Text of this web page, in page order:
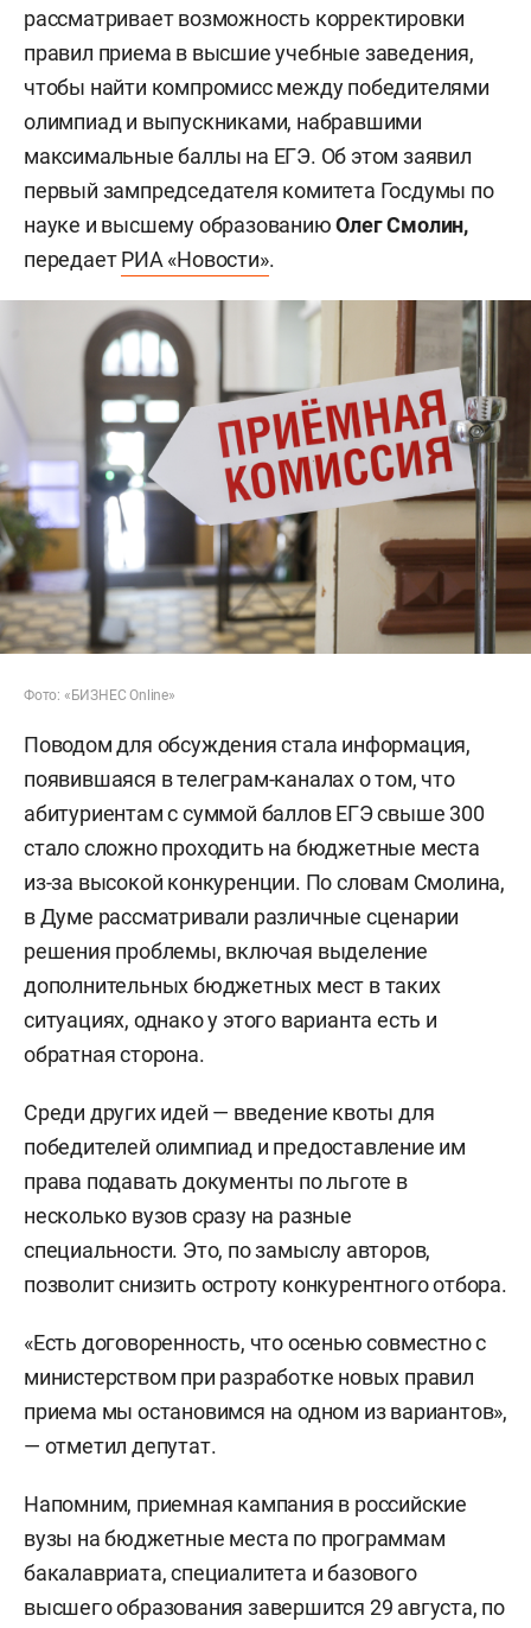
рассматривает возможность корректировки
правил приема в высшие учебные заведения,
чтобы найти компромисс между победителями
олимпиад и выпускниками, набравшими
максимальные баллы на ЕГЭ. Об этом заявил
первый зампредседателя комитета Госдумы по
науке и высшему образованиюОлег Смолин,
передаетРИА «Новости».
Фото: «БИЗНЕС Online»
Поводом для обсуждения стала информация,
появившаяся в телеграм-каналах о том, что
абитуриентам с суммой баллов ЕГЭ свыше 300
стало сложно проходить на бюджетные места
из-за высокой конкуренции. По словам Смолина,
в Думе рассматривали различные сценарии
решения проблемы, включая выделение
дополнительных бюджетных мест в таких
ситуациях, однако у этого варианта есть и
обратная сторона.
Среди других идей — введение квоты для
победителей олимпиад и предоставление им
права подавать документы по льготе в
несколько вузов сразу на разные
специальности. Это, по замыслу авторов,
позволит снизить остроту конкурентного отбора.
«Есть договоренность, что осенью совместно с
министерством при разработке новых правил
приема мы остановимся на одном из вариантов»,
— отметил депутат.
Напомним, приемная кампания в российские
вузы на бюджетные места по программам
бакалавриата, специалитета и базового
высшего образования завершится 29 августа, по